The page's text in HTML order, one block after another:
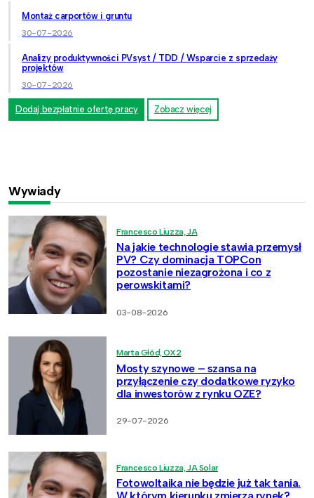
Montaż carportów i gruntu
30-07-2026
Analizy produktywności PVsyst / TDD / Wsparcie z sprzedaży
projektów
30-07-2026
Dodaj bezpłatnie ofertę pracy Zobacz więcej
Wywiady
Francesco Liuzza, JA
Na jakie technologie stawia przemysł
PV? Czy dominacja TOPCon
pozostanie niezagrożona i co z
perowskitami?
03-08-2026
Marta Głód, OX2
Mosty szynowe – szansa na
przyłączenie czy dodatkowe ryzyko
dla inwestorów z rynku OZE?
29-07-2026
Francesco Liuzza, JA Solar
Fotowoltaika nie będzie już tak tania.